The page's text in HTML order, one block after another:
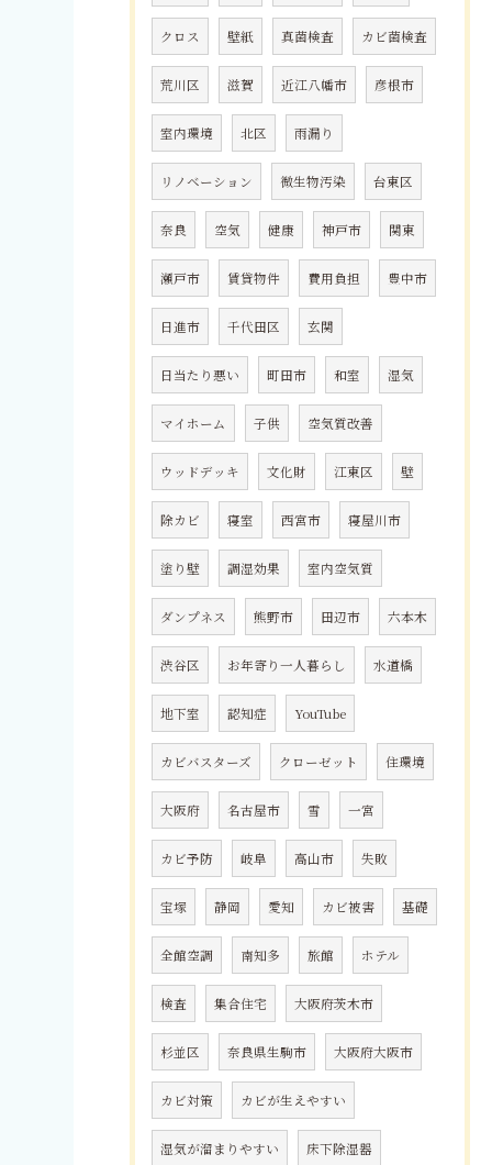
クロス 壁紙 真菌検査 カビ菌検査
荒川区 滋賀 近江八幡市 彦根市
室内環境 北区 雨漏り
リノベーション 微生物汚染 台東区
奈良 空気 健康 神戸市 関東
瀬戸市 賃貸物件 費用負担 豊中市
日進市 千代田区 玄関
日当たり悪い 町田市 和室 湿気
マイホーム 子供 空気質改善
ウッドデッキ 文化財 江東区 壁
除カビ 寝室 西宮市 寝屋川市
塗り壁 調湿効果 室内空気質
ダンプネス 熊野市 田辺市 六本木
渋谷区 お年寄り一人暮らし 水道橋
地下室 認知症 YouTube
カビバスターズ クローゼット 住環境
大阪府 名古屋市 雪 一宮
カビ予防 岐阜 高山市 失敗
宝塚 静岡 愛知 カビ被害 基礎
全館空調 南知多 旅館 ホテル
検査 集合住宅 大阪府茨木市
杉並区 奈良県生駒市 大阪府大阪市
カビ対策 カビが生えやすい
湿気が溜まりやすい 床下除湿器